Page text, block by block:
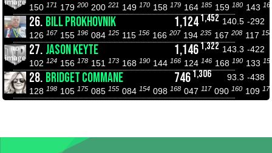
150 171 179 200 200 221 149 170 158 179 164 185 159 180 143
26. BILL PROKHOVNIK 1,1241,452 140.5 -292
126 167 155 196 084 125 115 156 166 207 194 235 167 208 117 158
27. JASON KEYTE 1,1461,322 143.3 -422
102 124 156 178 151 173 168 190 144 166 124 146 168 190 133
28. BRIDGET COMMANE 746 1,306 93.3 -438
128 198 105 175 085 155 084 154 098 168 047 117 090 160 109